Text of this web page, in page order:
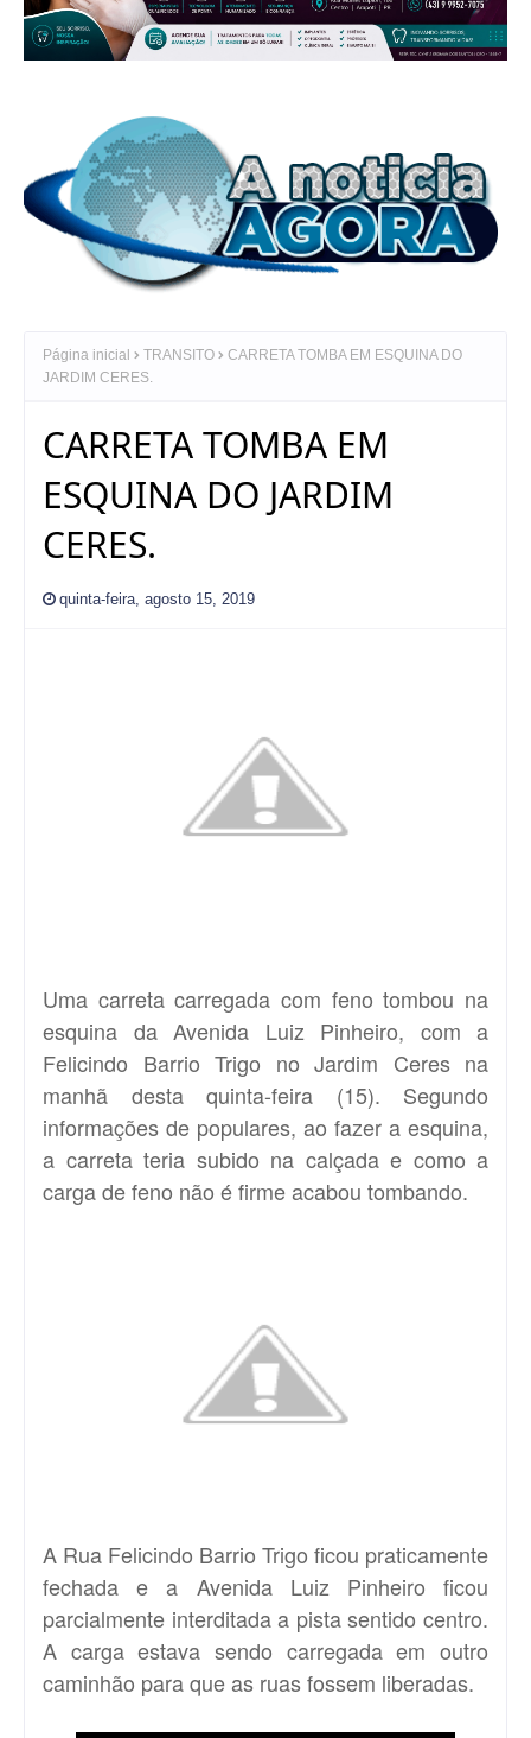
Página inicial TRANSITO
CARRETA TOMBA EM ESQUINA DO
JARDIM CERES.
CARRETA TOMBA EM
ESQUINA DO JARDIM
CERES.
quinta-feira, agosto 15, 2019
Uma carreta carregada com feno tombou na
esquina da Avenida Luiz Pinheiro, com a
Felicindo Barrio Trigo no Jardim Ceres na
manhã desta quinta-feira (15). Segundo
informações de populares, ao fazer a esquina,
a carreta teria subido na calçada e como a
carga de feno não é firme acabou tombando.
A Rua Felicindo Barrio Trigo ficou praticamente
fechada e a Avenida Luiz Pinheiro ficou
parcialmente interditada a pista sentido centro.
A carga estava sendo carregada em outro
caminhão para que as ruas fossem liberadas.